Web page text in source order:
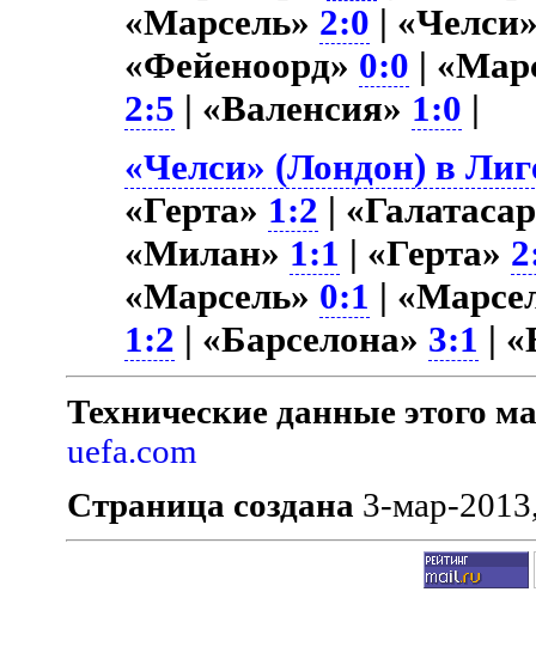
«Марсель» 2:0 |
«Фейеноорд» 0:0 |
2:5 | «Валенсия» 1:0 |
«Челси» (Лондон) в
«Герта» 1:2 |
«Милан» 1:1 | «Герта»
«Марсель» 0:1 |
1:2 | «Барселона» 3:1 |
Технические данные этого
uefa.com
Страница создана 3-мар-2013